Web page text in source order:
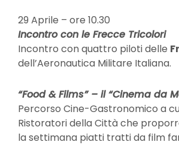
29 Aprile – ore 10.30
Incontro con le Frecce Tricolori
Incontro con quattro piloti delle
dell’Aeronautica Militare Italiana.
“Food & Films” – il “Cinema da
Percorso Cine-Gastronomico a
Ristoratori della Città che
la settimana piatti tratti da film